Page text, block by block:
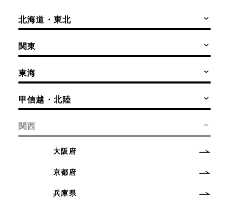
北海道・東北
関東
東海
甲信越・北陸
関西
大阪府
京都府
兵庫県